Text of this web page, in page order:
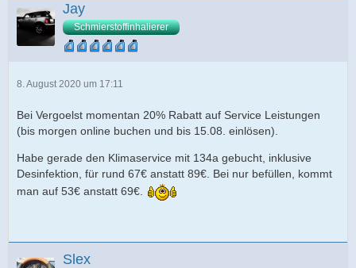
Jay
Schmierstoffinhalierer
8. August 2020 um 17:11
Bei Vergoelst momentan 20% Rabatt auf Service Leistungen
(bis morgen online buchen und bis 15.08. einlösen).
Habe gerade den Klimaservice mit 134a gebucht, inklusive
Desinfektion, für rund 67€ anstatt 89€. Bei nur befüllen, kommt
man auf 53€ anstatt 69€.
Slex